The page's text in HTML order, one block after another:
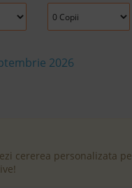
2026
cererea personalizata